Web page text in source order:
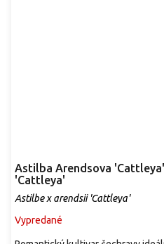
Astilba Arendsova 'Cattleya' - Astilbe x arendsii
'Cattleya'
Astilbe x arendsii 'Cattleya'
Vypredané